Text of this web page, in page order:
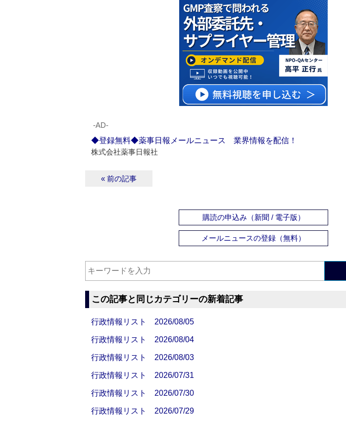
‐AD‐
◆登録無料◆薬事日報メールニュース 業界情報を配信！
株式会社薬事日報社
« 前の記事
購読の申込み（新聞 / 電子版）
メールニュースの登録（無料）
この記事と同じカテゴリーの新着記事
行政情報リスト 2026/08/05
行政情報リスト 2026/08/04
行政情報リスト 2026/08/03
行政情報リスト 2026/07/31
行政情報リスト 2026/07/30
行政情報リスト 2026/07/29